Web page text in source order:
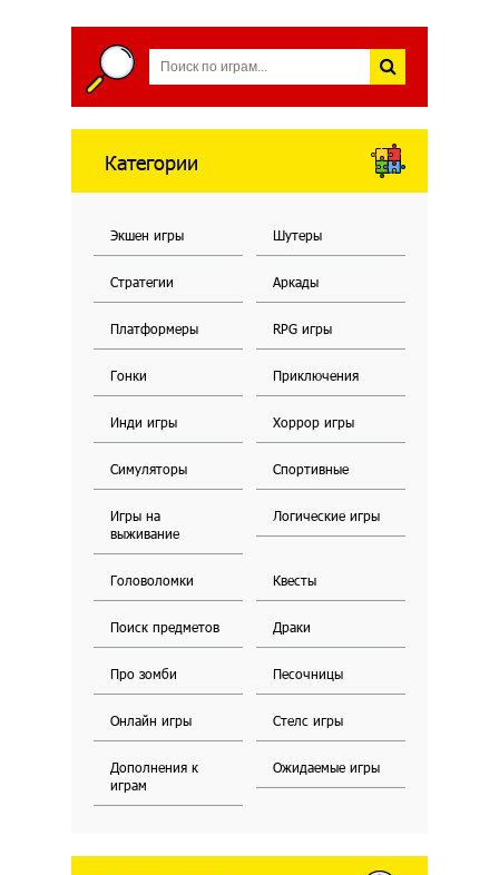
Категории
Экшен игры Шутеры
Стратегии Аркады
Платформеры RPG игры
Гонки Приключения
Инди игры Хоррор игры
Симуляторы Спортивные
Игры на
выживание
Логические игры
Головоломки Квесты
Поиск предметов Драки
Про зомби Песочницы
Онлайн игры Стелс игры
Дополнения к
играм
Ожидаемые игры